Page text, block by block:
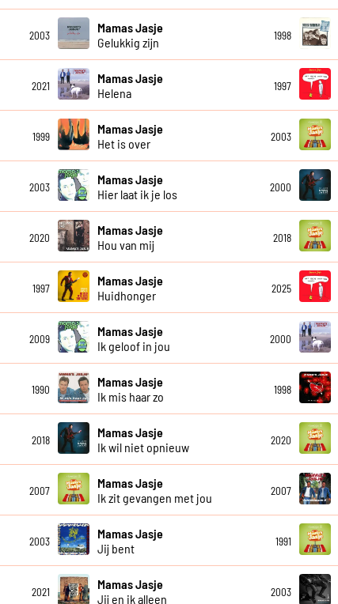
2003
Mamas Jasje
Gelukkig zijn
1998
2021
Mamas Jasje
Helena
1997
1999
Mamas Jasje
Het is over
2003
2003
Mamas Jasje
Hier laat ik je los
2000
2020
Mamas Jasje
Hou van mij
2018
1997
Mamas Jasje
Huidhonger
2025
2009
Mamas Jasje
Ik geloof in jou
2000
1990
Mamas Jasje
Ik mis haar zo
1998
2018
Mamas Jasje
Ik wil niet opnieuw
2020
2007
Mamas Jasje
Ik zit gevangen met jou
2007
2003
Mamas Jasje
Jij bent
1991
2021
Mamas Jasje
Jij en ik alleen
2003